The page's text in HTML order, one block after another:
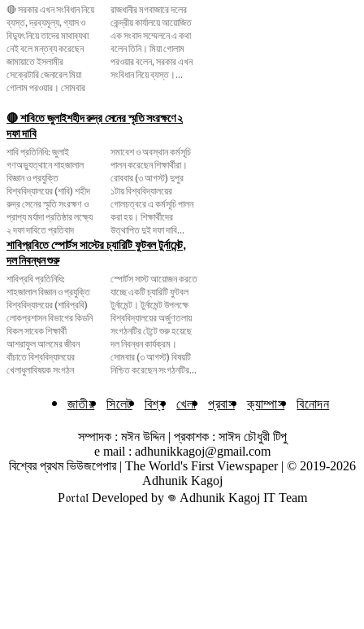
🔴 সরকার এখন সংবিধান নিয়ে
ব্যস্ত, দ্রব্যমূল্য, গ্যাস ও
বিদ্যুৎ নিয়ে তাদের মাথাব্যথা
নেই বলে মন্তব্য করেছেন
জামায়াতে ইসলামীর
সেক্রেটারি জেনারেল মিয়া
গোলাম পরওয়ার। সোমবার
রাজধানীর মগবাজারে দলের
কেন্দ্রীয় কার্যালয়ে আয়োজিত
এক সংবাদ সম্মেলনে এ কথা
বলেন তিনি। মিয়া গোলাম
পরওয়ার বলেন, সরকার এখন
সংবিধান নিয়ে ব্যস্ত।...
🔴 শাবিতে জুলাইশহীদ রুদ্র সেনের স্মৃতি সংরক্ষণে ২
দফা দাবি
শাবি প্রতিনিধি: জুলাই
গণঅভ্যুত্থানে শাহজালাল
বিজ্ঞান ও প্রযুক্তি
বিশ্ববিদ্যালয়ের (শাবি) শহীদ
রুদ্র সেনের স্মৃতি সংরক্ষণ ও
প্রাপ্য মর্যাদা প্রতিষ্ঠার লক্ষ্যে
২ দফা দাবিতে প্রতিবাদ
সমাবেশ ও অবস্থান কর্মসূচি
পালন করেছেন শিক্ষার্থীরা।
রোববার (৩ আগস্ট) দুপুর
১টায় বিশ্ববিদ্যালয়ের
গোলচত্বরে এ কর্মসূচি পালন
করা হয়। শিক্ষার্থীদের
উত্থাপিত দুই দফা দাবি...
শাবিপ্রবিতে স্পোর্টস সাস্টের চ্যারিটি ফুটবল টুর্নামেন্ট,
দল নিবন্ধন শুরু
শাবিপ্রবি প্রতিনিধি:
শাহজালাল বিজ্ঞান ও প্রযুক্তি
বিশ্ববিদ্যালয়ের (শাবিপ্রবি)
লোকপ্রশাসন বিভাগের কিডনি
বিকল সাবেক শিক্ষার্থী
আশরাফুল আলমের জীবন
বাঁচাতে বিশ্ববিদ্যালয়ের
খেলাধুলাবিষয়ক সংগঠন
স্পোর্টস সাস্ট আয়োজন করতে
যাচ্ছে একটি চ্যারিটি ফুটবল
টুর্নামেন্ট। টুর্নামেন্ট উপলক্ষে
বিশ্ববিদ্যালয়ের অর্জুণতলায়
সংগঠনটির টেন্টে শুরু হয়েছে
দল নিবন্ধন কার্যক্রম।
সোমবার (৩ আগস্ট) বিষয়টি
নিশ্চিত করেছেন সংগঠনটির...
জাতীয় সিলেট বিশ্ব খেলা প্রবাস ক্যাম্পাস বিনোদন
সম্পাদক : মঈন উদ্দিন | প্রকাশক : সাঈদ চৌধুরী টিপু
e mail : adhunikkagoj@gmail.com
বিশ্বের প্রথম ভিউজপেপার | The World's First Viewspaper | © 2019-2026
Adhunik Kagoj
P𝔬𝔯𝔱𝔞𝔩 Developed by 𖦹 Adhunik Kagoj IT Team